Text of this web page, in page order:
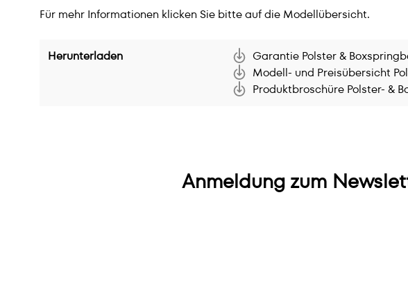
Für mehr Informationen klicken Sie bitte auf die Modellübersicht.
Herunterladen
Garantie Polster &
Modell- und Preisübersicht
Produktbroschüre Polster- &
Anmeldung zum